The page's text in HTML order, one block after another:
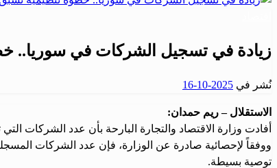
زيادة في تسجيل الشركات في سوريا..
نُشر في 2025-10-16
الاستقلال – ريم حمدان:
أفادت وزارة الاقتصاد والتجارة البارحة بأن عدد الشركات التي تم تسجيلها في سوريا منذ
توصية بسيطة.